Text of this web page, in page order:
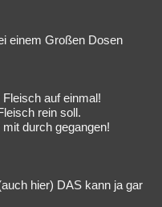
einem Großen Dosen
auf einmal!
rein soll.
durch gegangen!
hier) DAS kann ja gar